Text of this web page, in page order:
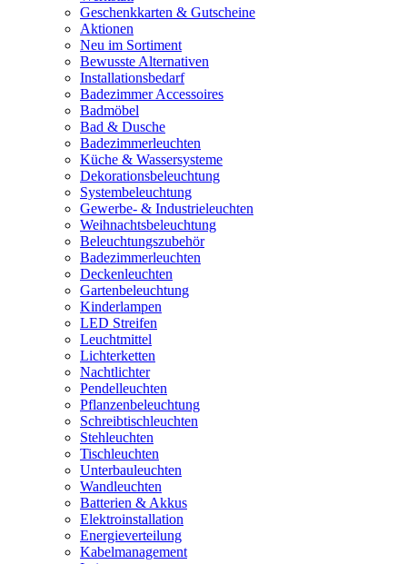
Geschenkkarten & Gutscheine
Aktionen
Neu im Sortiment
Bewusste Alternativen
Installationsbedarf
Badezimmer Accessoires
Badmöbel
Bad & Dusche
Badezimmerleuchten
Küche & Wassersysteme
Dekorationsbeleuchtung
Systembeleuchtung
Gewerbe- & Industrieleuchten
Weihnachtsbeleuchtung
Beleuchtungszubehör
Badezimmerleuchten
Deckenleuchten
Gartenbeleuchtung
Kinderlampen
LED Streifen
Leuchtmittel
Lichterketten
Nachtlichter
Pendelleuchten
Pflanzenbeleuchtung
Schreibtischleuchten
Stehleuchten
Tischleuchten
Unterbauleuchten
Wandleuchten
Batterien & Akkus
Elektroinstallation
Energieverteilung
Kabelmanagement